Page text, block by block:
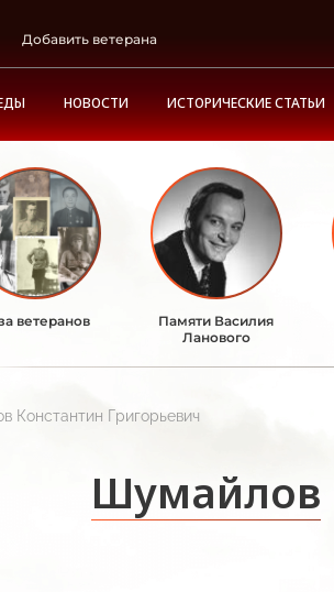
Добавить ветерана
НОВОСТИ ИСТОРИЧЕСКИЕ СТАТЬИ
ветеранов
Памяти Василия
Ланового
Константин Григорьевич
Шумайлов